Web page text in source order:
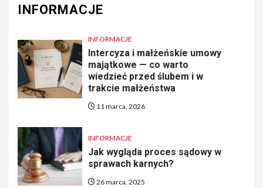
INFORMACJE
INFORMACJE
Intercyza i małżeńskie umowy
majątkowe — co warto
wiedzieć przed ślubem i w
trakcie małżeństwa
11 marca, 2026
INFORMACJE
Jak wygląda proces sądowy w
sprawach karnych?
26 marca, 2025